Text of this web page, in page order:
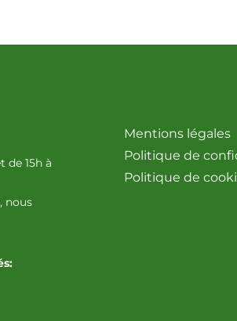
de 15h à
nous
Mentions légales
Politique de
Politique de